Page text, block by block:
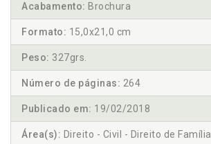
Acabamento: Brochura
Formato: 15,0x21,0 cm
Peso: 327grs.
Número de páginas: 264
Publicado em: 19/02/2018
Área(s): Direito - Civil - Direito de Família